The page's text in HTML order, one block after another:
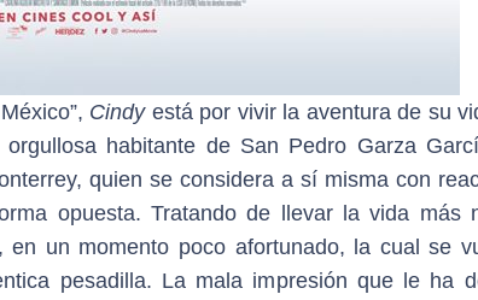
Cindy está por vivir la aventura de su
habitante de San Pedro Garza
quien se considera a sí misma con
opuesta. Tratando de llevar la vida más
un momento poco afortunado, la cual se
pesadilla. La mala impresión que le ha